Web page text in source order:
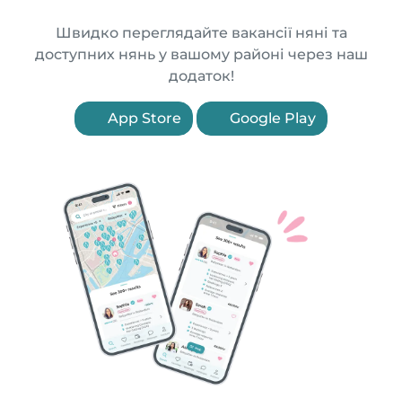
Швидко переглядайте вакансії няні та
доступних нянь у вашому районі через наш
додаток!
App Store Google Play